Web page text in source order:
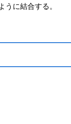
に結合する。